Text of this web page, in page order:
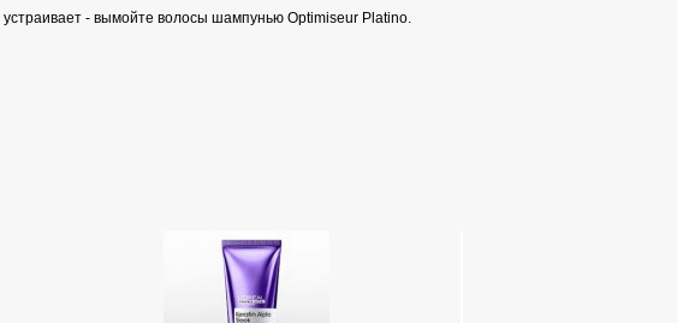
- вымойте волосы шампунью Optimiseur Platino.